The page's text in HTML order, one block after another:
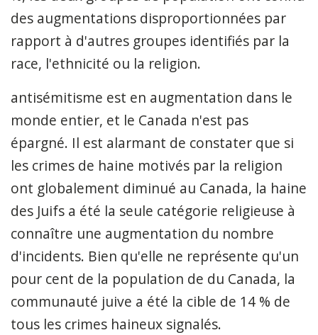
des augmentations disproportionnées par
rapport à d'autres groupes identifiés par la
race, l'ethnicité ou la religion.
antisémitisme est en augmentation dans le
monde entier, et le Canada n'est pas
épargné. Il est alarmant de constater que si
les crimes de haine motivés par la religion
ont globalement diminué au Canada, la haine
des Juifs a été la seule catégorie religieuse à
connaître une augmentation du nombre
d'incidents. Bien qu'elle ne représente qu'un
pour cent de la population de du Canada, la
communauté juive a été la cible de 14 % de
tous les crimes haineux signalés.